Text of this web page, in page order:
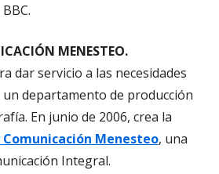
MENESTEO.
dar servicio a las necesidades
un departamento de producción
En junio de 2006, crea la
Menesteo, una
Integral.